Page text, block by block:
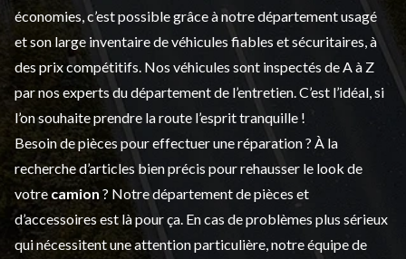
économies, c’est possible grâce à notredépartement usagé
et son large inventaire de véhicules fiables et sécuritaires, à
des prix compétitifs. Nos véhicules sont inspectés de A à Z
par nos experts du département de l’entretien . C’est l’idéal, si
l’on souhaite prendre la route l’esprit tranquille !
Besoin de pièces pour effectuer une réparation ? À la
recherche d’articles bien précis pour rehausser le look de
votre camion ? Notre département depièces et
d’accessoiresest là pour ça. En cas de problèmes plus sérieux
qui nécessitent une attention particulière, notre équipe de